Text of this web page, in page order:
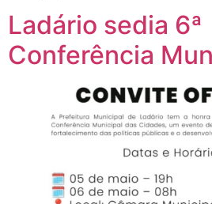
Ladário sedia 6ª
Conferência